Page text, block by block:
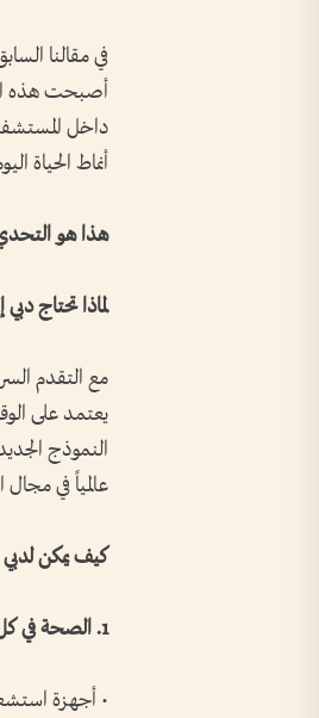
في مقالنا
أصبحت هذه
داخل
أنماط الحياة
هذا هو
لماذا تحتاج
مع التقدم
يعتمد على
النموذج
عالمياً في
كيف يمكن
1. الصحة في كل مكان، وليس فقط في المستشفيات.
• أجهزة